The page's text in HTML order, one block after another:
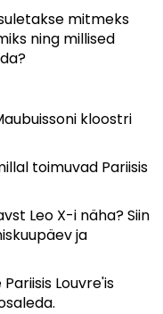
mitmeks
ning millised
kloostri
toimuvad Pariisis
Leo X-i näha? Siin
ja
Louvre'is